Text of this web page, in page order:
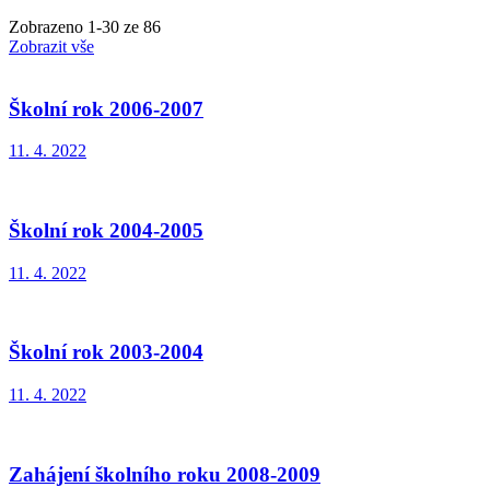
Zobrazeno 1-30 ze 86
Zobrazit vše
Školní rok 2006-2007
11. 4. 2022
Školní rok 2004-2005
11. 4. 2022
Školní rok 2003-2004
11. 4. 2022
Zahájení školního roku 2008-2009